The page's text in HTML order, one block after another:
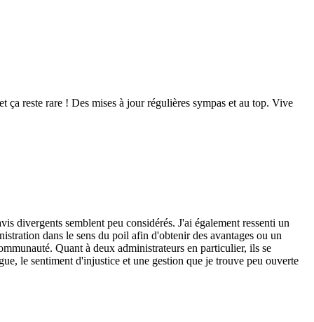
reste rare ! Des mises à jour régulières sympas et au top. Vive
divergents semblent peu considérés. J'ai également ressenti un
dans le sens du poil afin d'obtenir des avantages ou un
Quant à deux administrateurs en particulier, ils se
le sentiment d'injustice et une gestion que je trouve peu ouverte